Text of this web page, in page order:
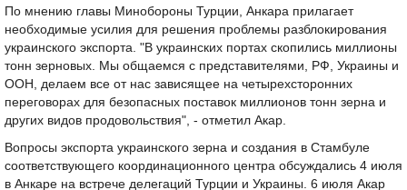
По мнению главы Минобороны Турции, Анкара прилагает
необходимые усилия для решения проблемы разблокирования
украинского экспорта. "В украинских портах скопились миллионы
тонн зерновых. Мы общаемся с представителями, РФ, Украины и
ООН, делаем все от нас зависящее на четырехсторонних
переговорах для безопасных поставок миллионов тонн зерна и
других видов продовольствия", - отметил Акар.
Вопросы экспорта украинского зерна и создания в Стамбуле
соответствующего координационного центра обсуждались 4 июля
в Анкаре на встрече делегаций Турции и Украины. 6 июля Акар